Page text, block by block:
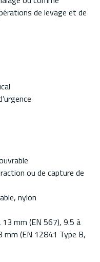
de levage et de
ou de capture de
nylon
mm (EN 567), 9.5 à
mm (EN 12841 Type B,